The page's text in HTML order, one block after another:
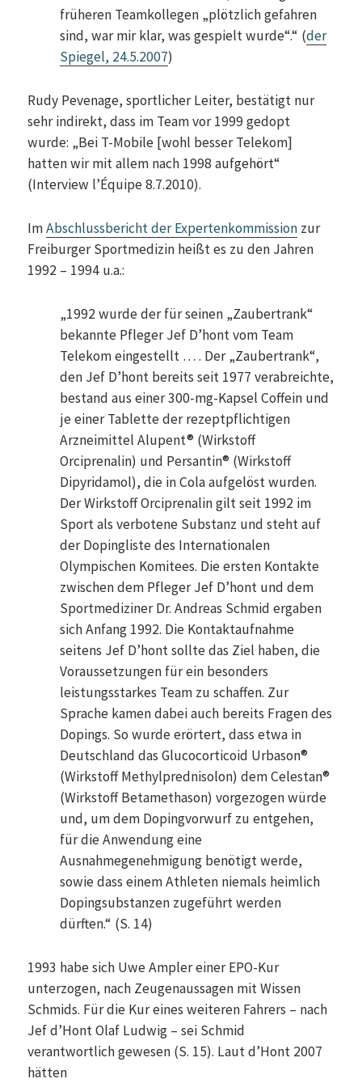
früheren Teamkollegen „plötzlich gefahren
sind, war mir klar, was gespielt wurde“.“ (der
Spiegel, 24.5.2007)
Rudy Pevenage, sportlicher Leiter, bestätigt nur
sehr indirekt, dass im Team vor 1999 gedopt
wurde: „Bei T-Mobile [wohl besser Telekom]
hatten wir mit allem nach 1998 aufgehört“
(Interview l’Équipe 8.7.2010).
ImAbschlussbericht der Expertenkommission zur
Freiburger Sportmedizin heißt es zu den Jahren
1992 – 1994 u.a.:
„1992 wurde der für seinen „Zaubertrank“
bekannte Pfleger Jef D’hont vom Team
Telekom eingestellt … . Der „Zaubertrank“,
den Jef D’hont bereits seit 1977 verabreichte,
bestand aus einer 300-mg-Kapsel Coffein und
je einer Tablette der rezeptpflichtigen
Arzneimittel Alupent® (Wirkstoff
Orciprenalin) und Persantin® (Wirkstoff
Dipyridamol), die in Cola aufgelöst wurden.
Der Wirkstoff Orciprenalin gilt seit 1992 im
Sport als verbotene Substanz und steht auf
der Dopingliste des Internationalen
Olympischen Komitees. Die ersten Kontakte
zwischen dem Pfleger Jef D’hont und dem
Sportmediziner Dr. Andreas Schmid ergaben
sich Anfang 1992. Die Kontaktaufnahme
seitens Jef D’hont sollte das Ziel haben, die
Voraussetzungen für ein besonders
leistungsstarkes Team zu schaffen. Zur
Sprache kamen dabei auch bereits Fragen des
Dopings. So wurde erörtert, dass etwa in
Deutschland das Glucocorticoid Urbason®
(Wirkstoff Methylprednisolon) dem Celestan®
(Wirkstoff Betamethason) vorgezogen würde
und, um dem Dopingvorwurf zu entgehen,
für die Anwendung eine
Ausnahmegenehmigung benötigt werde,
sowie dass einem Athleten niemals heimlich
Dopingsubstanzen zugeführt werden
dürften.“ (S. 14)
1993 habe sich Uwe Ampler einer EPO-Kur
unterzogen, nach Zeugenaussagen mit Wissen
Schmids. Für die Kur eines weiteren Fahrers – nach
Jef d’Hont Olaf Ludwig – sei Schmid
verantwortlich gewesen (S. 15). Laut d’Hont 2007
hätten